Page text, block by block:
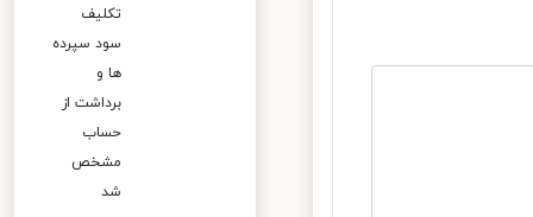
تکلیف
سود سپرده
ها و
برداشت از
حساب
مشخص
شد